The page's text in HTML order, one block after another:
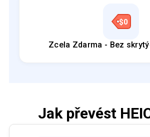
Zcela Zdarma - Bez
Jak převést